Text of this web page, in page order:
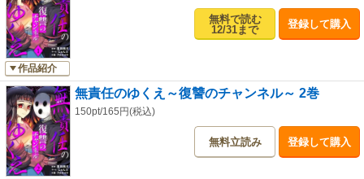
作品紹介
無料で読む
12/31まで
登録して購入
無責任のゆくえ～復讐のチャンネル～ 2巻
150pt/165円(税込)
無料立読み 登録して購入